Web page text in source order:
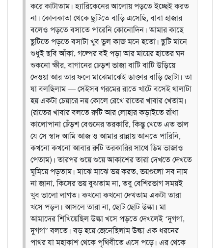
করে কাটাতাম। হ্যারিকেনের আলোয় পড়তে ইচ্ছেই করত
না। কোলকাতা থেকে ছুটিতে বাড়ি এসেছি, বাবা হাজার
বলেও পড়তে বসাতে পারেনি কোনোদিন। আমার কাছে
ছুটিতে পড়তে বসাটা খুব ভুল কাজ মনে হতো। ছুটি মানে
শুধুই ছবি আঁকা, গল্পের বই পড়া আর মায়ের হাতের ঘন
শুকনো ক্ষীর, বাগানের ঢেড়শ ভাজা বাটি বাটি উড়িয়ে
দেওয়া আর তার ফলে মাঝেমাঝেই ডাক্তার বাড়ি ছোটা। তা
যা বলছিলাম — সেইসব গরমের রাতে খাটে বসেই থালাটা
হয় একটা চেয়ারে নয় কোলে রেখে রাতের খাবার খেতাম।
(রাতের খাবার বলতে রুটি আর লোহার কড়াইতে রাঁধা
কালোপানা ঢেঁড়শ বেগুনের তরকারি, কিন্তু খেতে এত ভাল
যে সে স্বাদ আমি আজ ও আমার রান্নায় আনতে পারিনি,
কখনো কখনো আবার রুটি তরকারির সাথে ডিম ভাজাও
পেতাম)। তারপর শুয়ে শুয়ে আকাশের তারা দেখতে দেখতে
ঘুমিয়ে পড়তাম। মাঝে মাঝে ভয় করত, ভয়গুলো সব নাম
না জানা, কিসের ভয় বুঝতাম না, তবু বেশিরভাগ সময়ই
খুব ভালো লাগত। কখনো কখনো দেখতাম একটা তারা
খসে পড়ল। আসলে তারা না, ছোট ছোট উল্কা।মা
আমাদের শিখিয়েছিল উল্কা খসে পড়তে দেখলেই ‘দুগগা,
দুগগা’ বলতে। বড় হয়ে জেনেছিলাম উল্কা এক ধরনের
পাথর যা মহাকাশ থেকে পৃথিবীতে এসে পড়ে। এর থেকে